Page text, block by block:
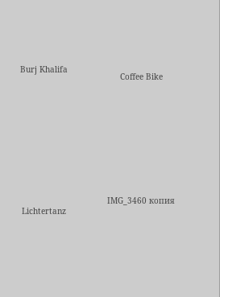
Burj Khalifa
Coffee Bike
Lichtertanz
IMG_3460 копия